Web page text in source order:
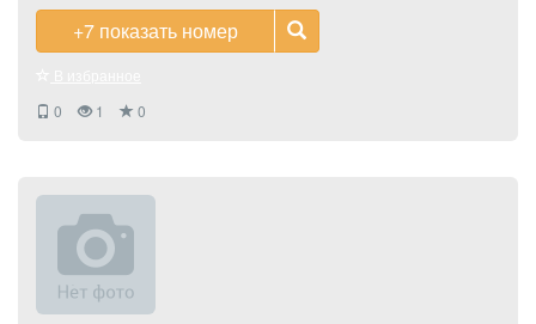
+7 показать номер
0
1 0